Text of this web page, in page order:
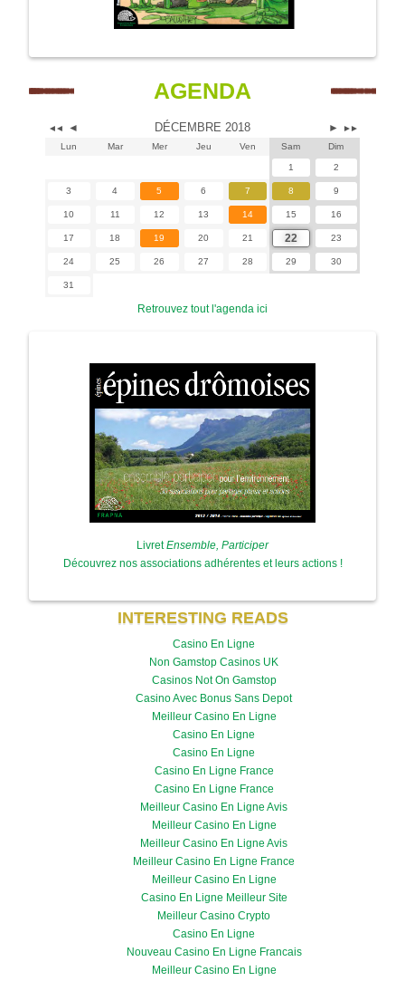
AGENDA
◄◄ ◄ ►►
►
DÉCEMBRE 2018
Lun Mar Mer Jeu Ven Sam Dim
1 2
3 4 5 6 7 8 9
10 11 12 13 14 15 16
17 18 19 20 21 22 23
24 25 26 27 28 29 30
31
Retrouvez tout l'agenda ici
LivretEnsemble, Participer
Découvrez nos associations adhérentes et leurs actions !
INTERESTING READS
Casino En Ligne
Non Gamstop Casinos UK
Casinos Not On Gamstop
Casino Avec Bonus Sans Depot
Meilleur Casino En Ligne
Casino En Ligne
Casino En Ligne
Casino En Ligne France
Casino En Ligne France
Meilleur Casino En Ligne Avis
Meilleur Casino En Ligne
Meilleur Casino En Ligne Avis
Meilleur Casino En Ligne France
Meilleur Casino En Ligne
Casino En Ligne Meilleur Site
Meilleur Casino Crypto
Casino En Ligne
Nouveau Casino En Ligne Francais
Meilleur Casino En Ligne